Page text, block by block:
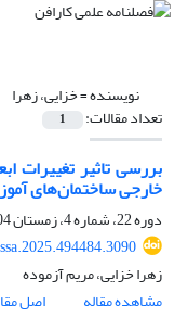
نویسنده =خزایی، زهرا
تعداد مقالات: 1
بررسی تاثیر تغییرات
خارجی ساختمان‌های
دوره 22، شماره 4، زمستان 1404
زهرا خزایی، مریم آزموده
مشاهده مقاله
اصل